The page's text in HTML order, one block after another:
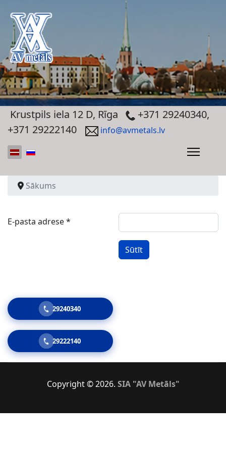
Krustpils iela 12 D, Rīga
+371 29240340,
+371 29222140
info@avmetals.lv
Izvēlieties valodu
Sākums
E-pasta adrese*
Sūtīt
29240340
29222140
Copyright © 2026. SIA "AV Metāls"